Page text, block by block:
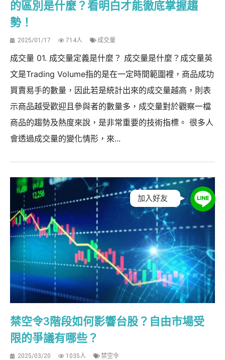
的區別是什麼？看明白才能徹底掌握趨
勢！
2025/01/17 714人 成交量
成交量 01. 成交量定義是什麼？ 成交量是什麼？成交量英
文是Trading Volume指的是在一定時間範圍裡，商品成功
買賣易手的數量，因此若是統計出來的成交量越高，則表
示商品越受歡迎且參與者的數量多，成交量對於觀察一檔
商品的趨勢及熱度來說，是非常重要的技術指標。 很多人
會透過成交量的變化情形，來...
禁空令3階段如何影響台股？自由市場受
限的爭議有哪些？
2025/03/20 1035人 禁空令
加入好友